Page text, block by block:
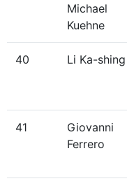
Michael
Kuehne
40 Li Ka-shing
41
Giovanni
Ferrero